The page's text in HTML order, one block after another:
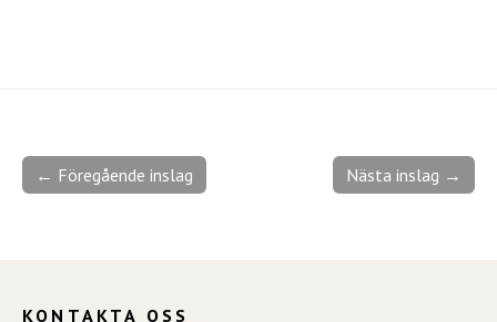
Nästa inslag →
← Föregående inslag
KONTAKTA OSS